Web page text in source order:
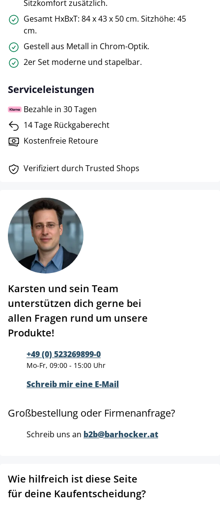
Sitzkomfort zusätzlich.
Gesamt HxBxT: 84 x 43 x 50 cm. Sitzhöhe: 45
cm.
Gestell aus Metall in Chrom-Optik.
2er Set moderne und stapelbar.
Serviceleistungen
Bezahle in 30 Tagen
14 Tage Rückgaberecht
Kostenfreie Retoure
Verifiziert durch Trusted Shops
Karsten und sein Team
unterstützen dich gerne bei
allen Fragen rund um unsere
Produkte!
+49 (0) 523269899-0
Mo-Fr, 09:00 - 15:00 Uhr
Schreib mir eine E-Mail
Großbestellung oder Firmenanfrage?
Schreib uns an b2b@barhocker.at
Wie hilfreich ist diese Seite
für deine Kaufentscheidung?